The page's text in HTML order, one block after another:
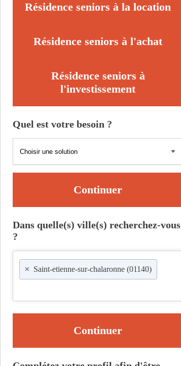
Résidence seniors à la location
Résidence seniors à l'achat
Résidence seniors à
l'investissement
Quel est votre besoin ?
Continuer
Dans quelle(s) ville(s) recherchez-vous
?
× Saint-etienne-sur-chalaronne (01140)
Continuer